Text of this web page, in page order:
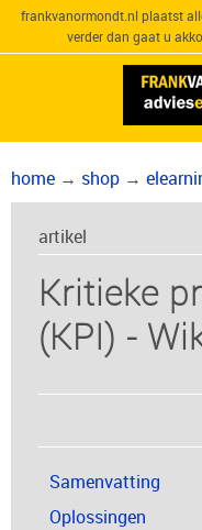
frankvanormondt.nl plaatst
verder dan gaat u
home → shop →
artikel
Kritieke
(KPI) -
Samenvatting
Oplossingen